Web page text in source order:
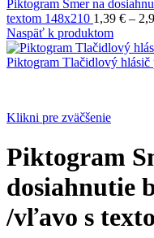
Piktogram Smer na
textom 148x210 1,39 € –
Naspäť k produktom
Piktogram Tlačidlový hlásič
Klikni pre zväčšenie
Piktogram
dosiahnutie
/vľavo s